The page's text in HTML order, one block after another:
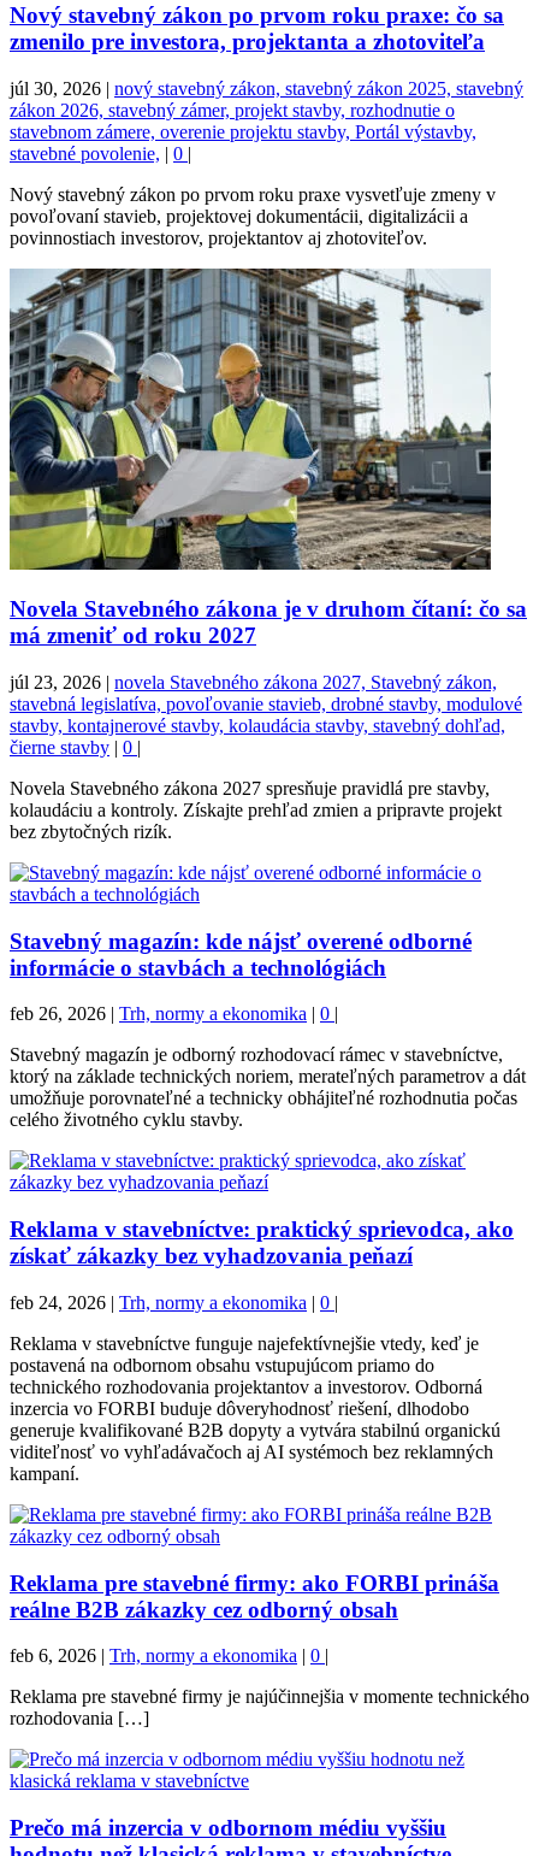
Nový stavebný zákon po prvom roku praxe: čo sa
zmenilo pre investora, projektanta a zhotoviteľa
júl 30, 2026 | nový stavebný zákon, stavebný zákon 2025, stavebný
zákon 2026, stavebný zámer, projekt stavby, rozhodnutie o
stavebnom zámere, overenie projektu stavby, Portál výstavby,
stavebné povolenie, | 0 |
Nový stavebný zákon po prvom roku praxe vysvetľuje zmeny v
povoľovaní stavieb, projektovej dokumentácii, digitalizácii a
povinnostiach investorov, projektantov aj zhotoviteľov.
Novela Stavebného zákona je v druhom čítaní: čo sa
má zmeniť od roku 2027
júl 23, 2026 | novela Stavebného zákona 2027, Stavebný zákon,
stavebná legislatíva, povoľovanie stavieb, drobné stavby, modulové
stavby, kontajnerové stavby, kolaudácia stavby, stavebný dohľad,
čierne stavby | 0 |
Novela Stavebného zákona 2027 spresňuje pravidlá pre stavby,
kolaudáciu a kontroly. Získajte prehľad zmien a pripravte projekt
bez zbytočných rizík.
Stavebný magazín: kde nájsť overené odborné
informácie o stavbách a technológiách
feb 26, 2026 | Trh, normy a ekonomika | 0 |
Stavebný magazín je odborný rozhodovací rámec v stavebníctve,
ktorý na základe technických noriem, merateľných parametrov a dát
umožňuje porovnateľné a technicky obhájiteľné rozhodnutia počas
celého životného cyklu stavby.
Reklama v stavebníctve: praktický sprievodca, ako
získať zákazky bez vyhadzovania peňazí
feb 24, 2026 | Trh, normy a ekonomika | 0 |
Reklama v stavebníctve funguje najefektívnejšie vtedy, keď je
postavená na odbornom obsahu vstupujúcom priamo do
technického rozhodovania projektantov a investorov. Odborná
inzercia vo FORBI buduje dôveryhodnosť riešení, dlhodobo
generuje kvalifikované B2B dopyty a vytvára stabilnú organickú
viditeľnosť vo vyhľadávačoch aj AI systémoch bez reklamných
kampaní.
Reklama pre stavebné firmy: ako FORBI prináša
reálne B2B zákazky cez odborný obsah
feb 6, 2026 | Trh, normy a ekonomika | 0 |
Reklama pre stavebné firmy je najúčinnejšia v momente technického
rozhodovania […]
Prečo má inzercia v odbornom médiu vyššiu